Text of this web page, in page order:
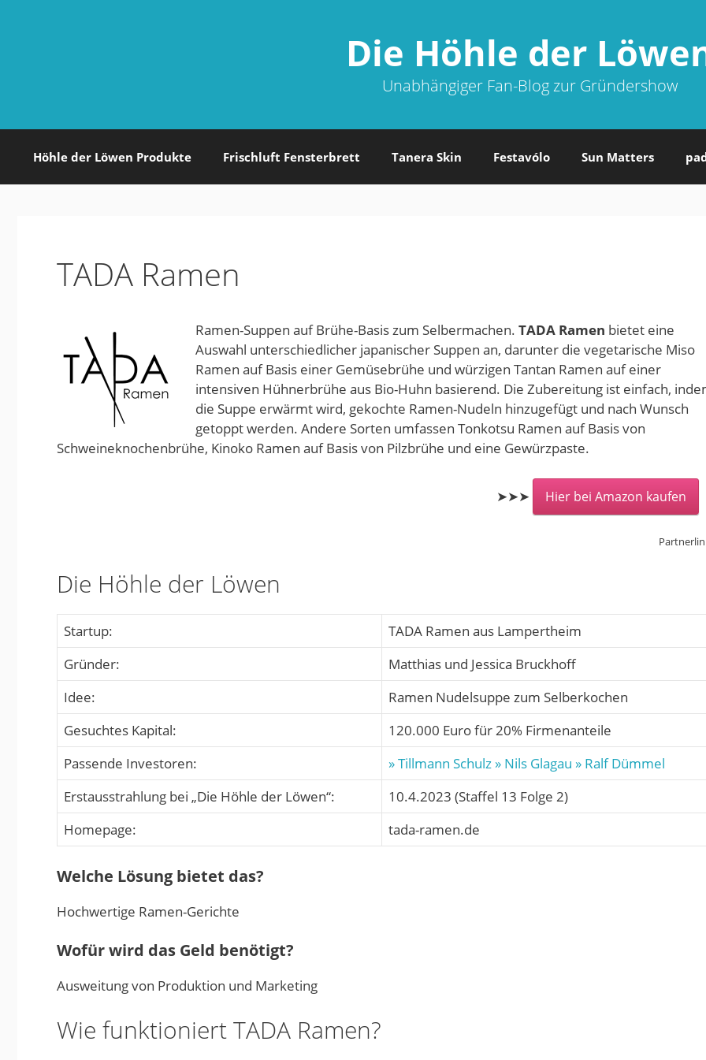
Die Höhle der
Unabhängiger Fan-Blog zur Gründershow
Höhle der Löwen Produkte Frischluft Fensterbrett Tanera Skin Festavólo Sun Matters
TADA Ramen
Ramen-Suppen auf Brühe-Basis zum Selbermachen. TADA Ramen bietet eine
Auswahl unterschiedlicher japanischer Suppen an, darunter die vegetarische Miso
Ramen auf Basis einer Gemüsebrühe und würzigen Tantan Ramen auf einer
intensiven Hühnerbrühe aus Bio-Huhn basierend. Die Zubereitung ist einfach,
die Suppe erwärmt wird, gekochte Ramen-Nudeln hinzugefügt und nach Wunsch
getoppt werden. Andere Sorten umfassen Tonkotsu Ramen auf Basis von
Schweineknochenbrühe, Kinoko Ramen auf Basis von Pilzbrühe und eine Gewürzpaste.
➤➤➤ Hier bei Amazon kaufen
Die Höhle der Löwen
Startup:
TADA Ramen aus Lampertheim
Gründer:
Matthias und Jessica Bruckhoff
Idee:
Ramen Nudelsuppe zum Selberkochen
Gesuchtes Kapital:
120.000 Euro für 20% Firmenanteile
Passende Investoren:
» Tillmann Schulz » Nils Glagau » Ralf Dümmel
Erstausstrahlung bei „Die Höhle der Löwen“:
10.4.2023 (Staffel 13 Folge 2)
Homepage:
tada-ramen.de
Welche Lösung bietet das?
Hochwertige Ramen-Gerichte
Wofür wird das Geld benötigt?
Ausweitung von Produktion und Marketing
Wie funktioniert TADA Ramen?